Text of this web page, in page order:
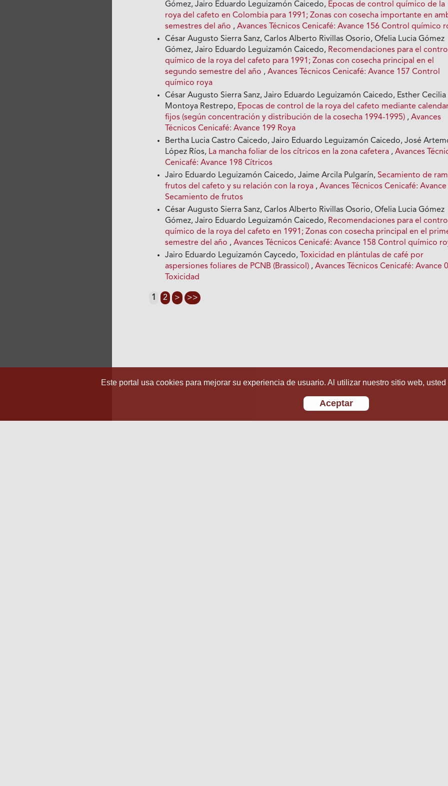
Gómez, Jairo Eduardo Leguizamón Caicedo, Epocas de control químico de la
roya del cafeto en Colombia para 1991; Zonas con cosecha importante en
semestres del año ,Avances Técnicos Cenicafé: Avance 156 Control químico
César Augusto Sierra Sanz, Carlos Alberto Rivillas Osorio, Ofelia Lucia Gómez
Gómez, Jairo Eduardo Leguizamón Caicedo, Recomendaciones para el
químico de la roya del cafeto para 1991; Zonas con cosecha principal en el
segundo semestre del año ,Avances Técnicos Cenicafé: Avance 157 Control
químico roya
César Augusto Sierra Sanz, Jairo Eduardo Leguizamón Caicedo, Esther Cecilia
Montoya Restrepo, Epocas de control de la roya del cafeto mediante
fijos (según concentración y distribución de la cosecha 1994-1995) ,Avances
Técnicos Cenicafé: Avance 199 Roya
Bertha Lucia Castro Caicedo, Jairo Eduardo Leguizamón Caicedo, José
López Ríos, La mancha foliar de los cítricos en la zona cafetera ,Avances
Cenicafé: Avance 198 Cítricos
Jairo Eduardo Leguizamón Caicedo, Jaime Arcila Pulgarín,Secamiento de
frutos del cafeto y su relación con la roya ,Avances Técnicos Cenicafé:
Secamiento de frutos
César Augusto Sierra Sanz, Carlos Alberto Rivillas Osorio, Ofelia Lucia Gómez
Gómez, Jairo Eduardo Leguizamón Caicedo, Recomendaciones para el
químico de la roya del cafeto en 1991; Zonas con cosecha principal en el
semestre del año ,Avances Técnicos Cenicafé: Avance 158 Control químico
Jairo Eduardo Leguizamón Caycedo, Toxicidad en plántulas de café por
aspersiones foliares de PCNB (Brassicol) ,Avances Técnicos Cenicafé: Avance
Toxicidad
1 2 > >>
Este portal usa cookies para mejorar su experiencia de usuario. Al utilizar nuestro sitio web,
Aceptar